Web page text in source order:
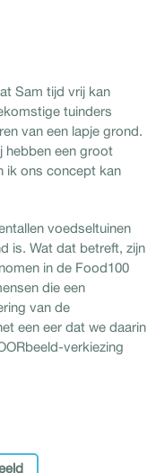
Sam tijd vrij kan
tuinders
van een lapje grond.
hebben een groot
ik ons concept kan
voedseltuinen
is. Wat dat betreft, zijn
in de Food100
die een
van de
een eer dat we daarin
verkiezing